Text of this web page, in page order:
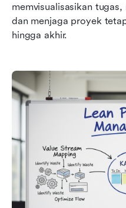
memvisualisasikan
dan menjaga proyek
hingga akhir.